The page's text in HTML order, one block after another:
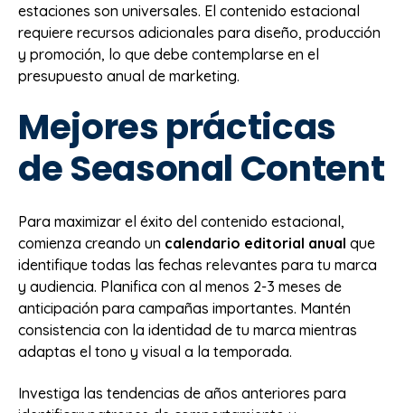
estaciones son universales. El contenido estacional
requiere recursos adicionales para diseño, producción
y promoción, lo que debe contemplarse en el
presupuesto anual de marketing.
Mejores prácticas
de Seasonal Content
Para maximizar el éxito del contenido estacional,
comienza creando un calendario editorial anual que
identifique todas las fechas relevantes para tu marca
y audiencia. Planifica con al menos 2-3 meses de
anticipación para campañas importantes. Mantén
consistencia con la identidad de tu marca mientras
adaptas el tono y visual a la temporada.
Investiga las tendencias de años anteriores para